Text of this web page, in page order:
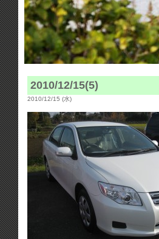
2010/12/15(5)
2010/12/15 (水)